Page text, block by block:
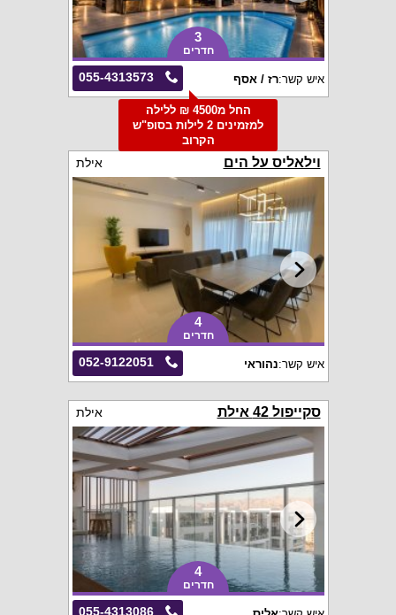
3
חדרים
055-4313573 איש קשר:רז / אסף
החל מ4500 ₪ ללילה
למזמינים 2 לילות בסופ"ש
הקרוב
וילאליס על הים אילת
4
חדרים
052-9122051 איש קשר:נהוראי
סקייפול 42 אילת אילת
4
חדרים
055-4313086